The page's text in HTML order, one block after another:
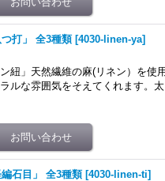
打」 全3種類 [4030-linen-ya]
紐」天然繊維の麻(リネン）を使
ルな雰囲気をそえてくれます。
石目」 全3種類 [4030-linen-ti]